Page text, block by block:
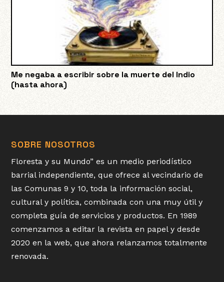
Me negaba a escribir sobre la muerte del Indio
(hasta ahora)
SOBRE NOSOTROS
Floresta y su Mundo” es un medio periodístico
barrial independiente, que ofrece al vecindario de
las Comunas 9 y 10, toda la información social,
cultural y política, combinada con una muy útil y
completa guía de servicios y productos. En 1989
comenzamos a editar la revista en papel y desde
2020 en la web, que ahora relanzamos totalmente
renovada.